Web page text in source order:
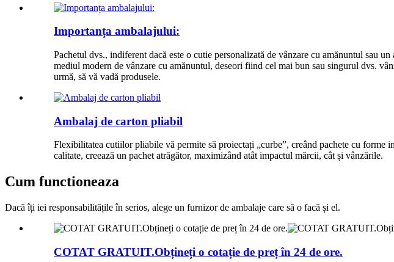
Importanța ambalajului:
Pachetul dvs., indiferent dacă este o cutie personalizată de vânzare cu amănuntul sau
mediul modern de vânzare cu amănuntul, deseori fiind cel mai bun sau singurul dvs.
urmă, să vă vadă produsele.
Ambalaj de carton pliabil
Flexibilitatea cutiilor pliabile vă permite să proiectați „curbe”, creând pachete cu
calitate, creează un pachet atrăgător, maximizând atât impactul mărcii, cât și vânzările.
Cum functioneaza
Dacă îți iei responsabilitățile în serios, alege un furnizor de ambalaje care să o facă și el.
COTAT GRATUIT.Obțineți o cotație de preț în 24 de ore.